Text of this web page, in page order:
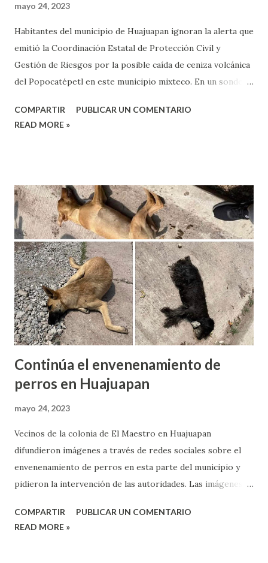
mayo 24, 2023
Habitantes del municipio de Huajuapan ignoran la alerta que
emitió la Coordinación Estatal de Protección Civil y
Gestión de Riesgos por la posible caída de ceniza volcánica
del Popocatépetl en este municipio mixteco. En un sondeo
no sabían de que existía una alerta de la posible caída de
de Chila de las Flores, Puebla, informó que la autoridad de
su comunidad emitió una alerta por la caída de ceniza, y que
los carros tenían una ligera capa de esta, por lo que
pidieron a todos usar lentes y cubrebocas, sin embargo,
añadió que le sorprendió que al llegar a Huajuapan no
exista campañas de esto. Fausto Santiago, habitantes de
Huajuapan, enfatizó que él se enteró de esta alerta a través
de las not...
COMPARTIR
PUBLICAR UN COMENTARIO
READ MORE »
Continúa el envenenamiento de
perros en Huajuapan
mayo 24, 2023
Vecinos de la colonia de El Maestro en Huajuapan
difundieron imágenes a través de redes sociales sobre el
envenenamiento de perros en esta parte del municipio y
pidieron la intervención de las autoridades. Las imágenes
donde alertaron a los vecinos sobre el presunto
COMPARTIR
PUBLICAR UN COMENTARIO
READ MORE »